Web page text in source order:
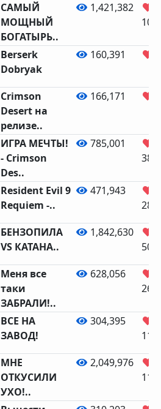
САМЫЙ
МОЩНЫЙ
БОГАТЫРЬ..
1,421,382
Berserk
Dobryak
160,391
Crimson
Desert на
релизе..
166,171
ИГРА МЕЧТЫ!
- Crimson
Des..
785,001
Resident Evil 9
Requiem -..
471,943
БЕНЗОПИЛА
VS КАТАНА..
1,842,630
Меня все
таки
ЗАБРАЛИ!..
628,056
ВСЕ НА
ЗАВОД!
304,395
МНЕ
ОТКУСИЛИ
УХО!..
2,049,976